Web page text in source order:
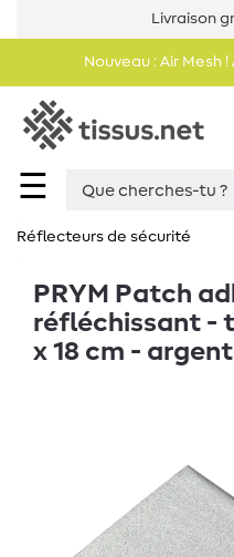
Livraison
Nouveau : Air Mesh
☰
Réflecteurs de sécurité
PRYM Patch
réfléchissant -
x 18 cm -